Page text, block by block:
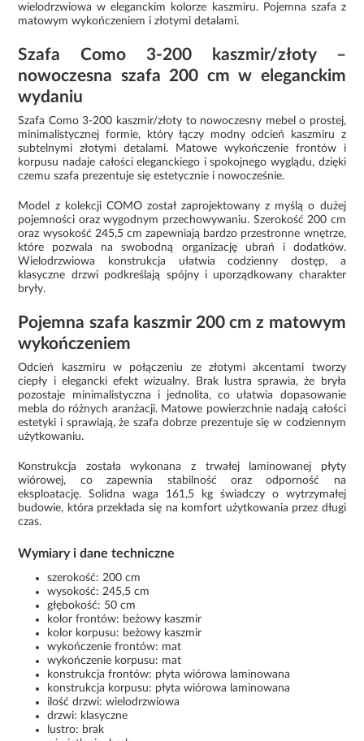
wielodrzwiowa w eleganckim kolorze kaszmiru. Pojemna szafa z
matowym wykończeniem i złotymi detalami.
Szafa Como 3-200 kaszmir/złoty –
nowoczesna szafa 200 cm w eleganckim
wydaniu
Szafa Como 3-200 kaszmir/złoty to nowoczesny mebel o prostej,
minimalistycznej formie, który łączy modny odcień kaszmiru z
subtelnymi złotymi detalami. Matowe wykończenie frontów i
korpusu nadaje całości eleganckiego i spokojnego wyglądu, dzięki
czemu szafa prezentuje się estetycznie i nowocześnie.
Model z kolekcji COMO został zaprojektowany z myślą o dużej
pojemności oraz wygodnym przechowywaniu. Szerokość 200 cm
oraz wysokość 245,5 cm zapewniają bardzo przestronne wnętrze,
które pozwala na swobodną organizację ubrań i dodatków.
Wielodrzwiowa konstrukcja ułatwia codzienny dostęp, a
klasyczne drzwi podkreślają spójny i uporządkowany charakter
bryły.
Pojemna szafa kaszmir 200 cm z matowym
wykończeniem
Odcień kaszmiru w połączeniu ze złotymi akcentami tworzy
ciepły i elegancki efekt wizualny. Brak lustra sprawia, że bryła
pozostaje minimalistyczna i jednolita, co ułatwia dopasowanie
mebla do różnych aranżacji. Matowe powierzchnie nadają całości
estetyki i sprawiają, że szafa dobrze prezentuje się w codziennym
użytkowaniu.
Konstrukcja została wykonana z trwałej laminowanej płyty
wiórowej, co zapewnia stabilność oraz odporność na
eksploatację. Solidna waga 161,5 kg świadczy o wytrzymałej
budowie, która przekłada się na komfort użytkowania przez długi
czas.
Wymiary i dane techniczne
szerokość: 200 cm
wysokość: 245,5 cm
głębokość: 50 cm
kolor frontów: beżowy kaszmir
kolor korpusu: beżowy kaszmir
wykończenie frontów: mat
wykończenie korpusu: mat
konstrukcja frontów: płyta wiórowa laminowana
konstrukcja korpusu: płyta wiórowa laminowana
ilość drzwi: wielodrzwiowa
drzwi: klasyczne
lustro: brak